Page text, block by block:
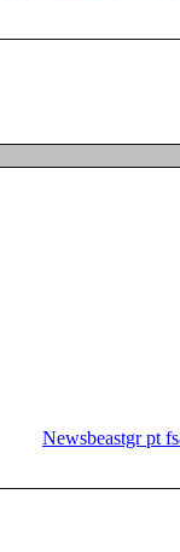
Newsbeastgr pt